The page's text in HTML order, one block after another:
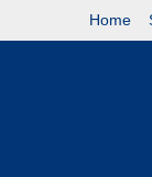
Home